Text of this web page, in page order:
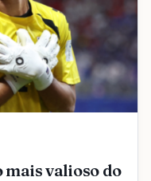
mais valioso do